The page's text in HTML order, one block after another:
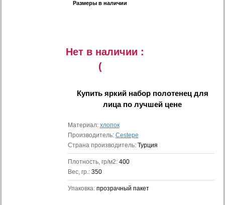
Размеры в наличии
Нет в наличии :
(
Купить яркий набор полотенец для
лицапо лучшей цене
Материал: хлопок
Производитель: Cestepe
Страна производитель: Турция
Плотность, гр/м2: 400
Вес, гр.: 350
Упаковка: прозрачный пакет